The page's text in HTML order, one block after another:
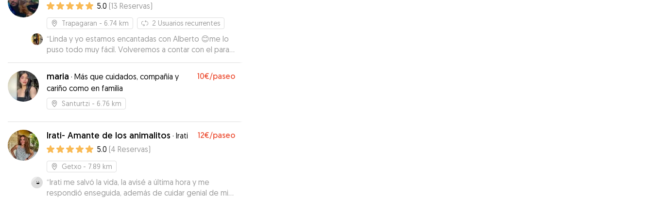
5.0 (13 Reservas)
Trapagaran - 6.74 km 2 Usuarios recurrentes
“Linda y yo estamos encantadas con Alberto 😊me lo
puso todo muy fácil. Volveremos a contar con el para
próximas ocasiones.”
maria · Más que cuidados, compañía y
cariño como en familia
10€/paseo
Santurtzi - 6.76 km
Irati- Amante de los animalitos · Irati 12€/paseo
5.0 (4 Reservas)
Getxo - 7.89 km
“Irati me salvó la vida, la avisé a última hora y me
respondió enseguida, además de cuidar genial de mi